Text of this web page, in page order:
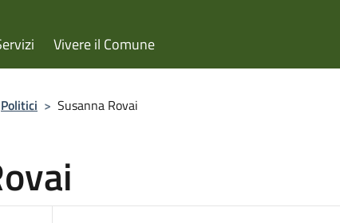
Vivere il Comune
Politici > Susanna Rovai